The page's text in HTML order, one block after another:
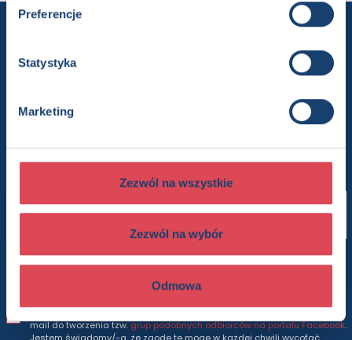
Preferencje
Statystyka
Marketing
Zezwól na wszystkie
Zezwól na wybór
Odmowa
Chcesz wiedzieć więcej? Zapisz się
Będziesz otrzymywać wszytkie nasze nowości
i ofertyprosto do Twojej skrzynki odbiorczej.
Wyrażam zgodę na otrzymywanie na podany adres e-mail informacji
marketingowych i handlowych związanych z działalnością Dressler
Jestem świadomy/-a, że zgodę tę mogę w każdej chwili wycofać.
mail do tworzenia tzw.grup podobnych odbiorców na portalu Facebook.